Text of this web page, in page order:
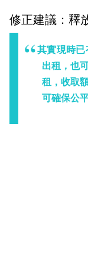
修正建議：釋
其實現時
出租，也
租，收取
可確保公